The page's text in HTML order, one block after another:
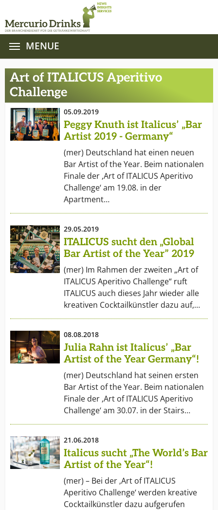
MENUE
Art of ITALICUS Aperitivo
Challenge
05.09.2019
Peggy Knuth ist Italicus’ „Bar
Artist 2019 - Germany“
(mer) Deutschland hat einen neuen
Bar Artist of the Year. Beim nationalen
Finale der ‚Art of ITALICUS Aperitivo
Challenge‘ am 19.08. in der
Apartment…
29.05.2019
ITALICUS sucht den „Global
Bar Artist of the Year” 2019
(mer) Im Rahmen der zweiten „Art of
ITALICUS Aperitivo Challenge“ ruft
ITALICUS auch dieses Jahr wieder alle
kreativen Cocktailkünstler dazu auf,…
08.08.2018
Julia Rahn ist Italicus’ „Bar
Artist of the Year Germany“!
(mer) Deutschland hat seinen ersten
Bar Artist of the Year. Beim nationalen
Finale der ‚Art of ITALICUS Aperitivo
Challenge‘ am 30.07. in der Stairs…
21.06.2018
Italicus sucht „The World’s Bar
Artist of the Year“!
(mer) – Bei der ‚Art of ITALICUS
Aperitivo Challenge‘ werden kreative
Cocktailkünstler dazu aufgerufen